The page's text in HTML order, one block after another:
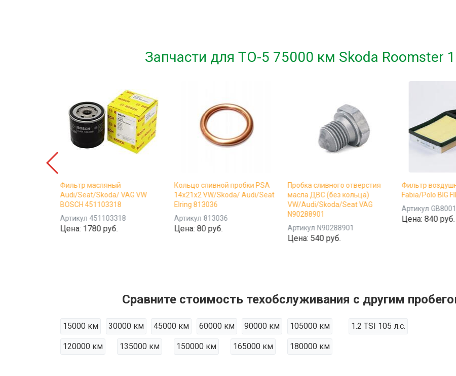
Запчасти для ТО-5 75000 км Skoda Roomster
Фильтр масляный
Audi/Seat/Skoda/ VAG VW
BOSCH 451103318
Артикул 451103318
Цена: 1780 руб.
Кольцо сливной пробки PSA
14x21x2 VW/Skoda/ Audi/Seat
Elring 813036
Артикул 813036
Цена: 80 руб.
Пробка сливного отверстия
масла ДВС (без кольца)
VW/Audi/Skoda/Seat VAG
N90288901
Артикул N90288901
Цена: 540 руб.
Фильтр
Fabia/Polo BIG
Артикул GB8001
Цена: 840 руб.
Сравните стоимость техобслуживания с другим
15000 км 30000 км 45000 км 60000 км 90000 км 105000 км
120000 км 135000 км 150000 км 165000 км 180000 км
1.2 TSI 105 л.с.